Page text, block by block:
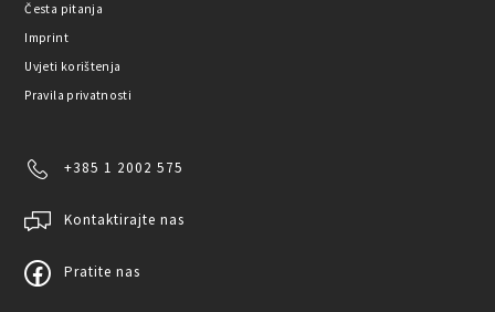
Česta pitanja
Imprint
Uvjeti korištenja
Pravila privatnosti
+385 1 2002 575
Kontaktirajte nas
Pratite nas